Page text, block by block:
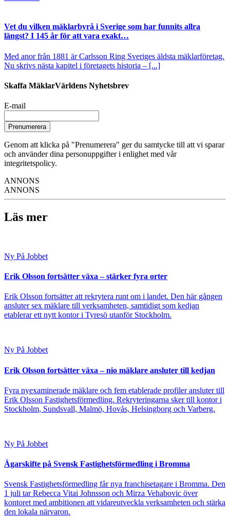
Vet du vilken mäklarbyrå i Sverige som har funnits allra
längst? I 145 år för att vara exakt…
Med anor från 1881 är Carlsson Ring Sveriges äldsta mäklarföretag.
Nu skrivs nästa kapitel i företagets historia – [...]
Skaffa MäklarVärldens Nyhetsbrev
E-mail
Prenumerera
Genom att klicka på "Prenumerera" ger du samtycke till att vi sparar
och använder dina personuppgifter i enlighet med vår
integritetspolicy.
ANNONS
ANNONS
Läs mer
Ny På Jobbet
Erik Olsson fortsätter växa – stärker fyra orter
Erik Olsson fortsätter att rekrytera runt om i landet. Den här gången
ansluter sex mäklare till verksamheten, samtidigt som kedjan
etablerar ett nytt kontor i Tyresö utanför Stockholm.
Ny På Jobbet
Erik Olsson fortsätter växa – nio mäklare ansluter till kedjan
Fyra nyexaminerade mäklare och fem etablerade profiler ansluter till
Erik Olsson Fastighetsförmedling. Rekryteringarna sker till kontor i
Stockholm, Sundsvall, Malmö, Hovås, Helsingborg och Varberg.
Ny På Jobbet
Ägarskifte på Svensk Fastighetsförmedling i Bromma
Svensk Fastighetsförmedling får nya franchisetagare i Bromma. Den
1 juli tar Rebecca Vitai Johnsson och Mirza Vehabovic över
kontoret med ambitionen att vidareutveckla verksamheten och stärka
den lokala närvaron.